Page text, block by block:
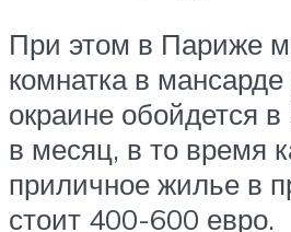
При этом в Париже
комнатка в
окраине обойдется
в месяц, в то время
приличное жилье в
стоит 400-600 евро.